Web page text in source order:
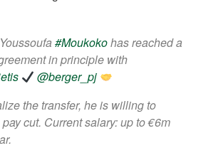
Youssoufa#Moukokohas reached a
in principle with
@berger_pj
the transfer, he is willing to
cut. Current salary: up to €6m